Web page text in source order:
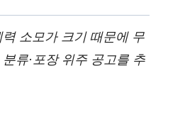
소모가 크기 때문에 무
류·포장 위주 공고를 추